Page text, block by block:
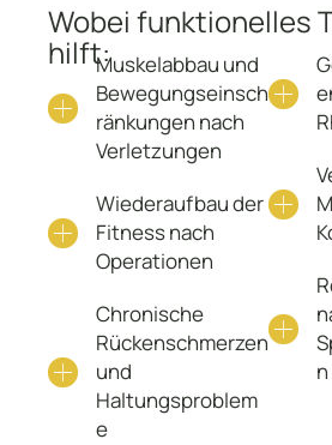
Wobei funktionelles
hilft:Muskelabbau und
Bewegungseinsch
ränkungen nach
Verletzungen
Wiederaufbau der
Fitness nach
Operationen
Chronische
Rückenschmerzen
und
Haltungsproblem
e
n